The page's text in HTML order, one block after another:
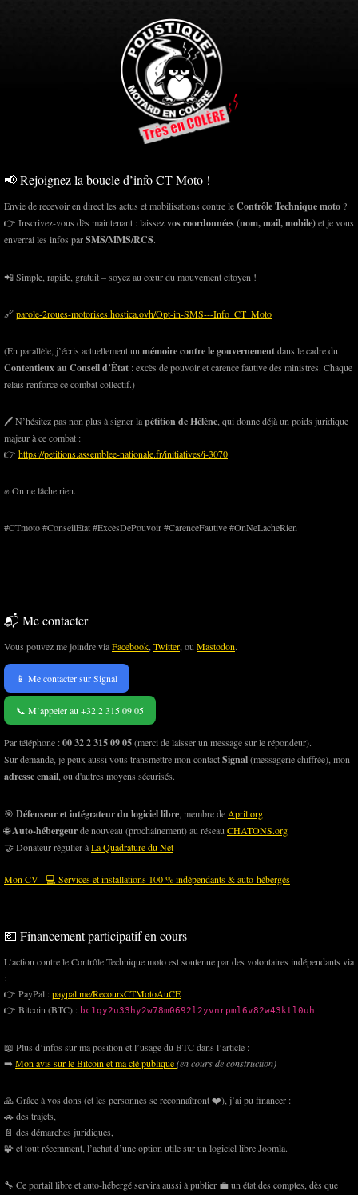
📢 Rejoignez la boucle d’info CT Moto !
Envie de recevoir en direct les actus et mobilisations contre leContrôle Technique moto ?
👉 Inscrivez-vous dès maintenant : laissezvos coordonnées (nom, mail, mobile)et je vous
enverrai les infos parSMS/MMS/RCS.
📲 Simple, rapide, gratuit – soyez au cœur du mouvement citoyen !
🔗parole-2roues-motorises.hostica.ovh/Opt-in-SMS---Info_CT_Moto
(En parallèle, j’écris actuellement un mémoire contre le gouvernementdans le cadre du
Contentieux au Conseil d’État : excès de pouvoir et carence fautive des ministres. Chaque
relais renforce ce combat collectif.)
🖊️ N’hésitez pas non plus à signer lapétition de Hélène , qui donne déjà un poids juridique
majeur à ce combat :
👉 https://petitions.assemblee-nationale.fr/initiatives/i-3070
✊ On ne lâche rien.
#CTmoto #ConseilEtat #ExcèsDePouvoir #CarenceFautive #OnNeLacheRien
📬 Me contacter
Vous pouvez me joindre viaFacebook Twitter , ou Mastodon.
📱 Me contacter sur Signal
📞 M’appeler au +32 2 315 09 05
Par téléphone :00 32 2 315 09 05(merci de laisser un message sur le répondeur).
Sur demande, je peux aussi vous transmettre mon contactSignal(messagerie chiffrée), mon
adresse email , ou d'autres moyens sécurisés.
🎯 Défenseur et intégrateur du logiciel libre , membre de April.org
🌐Auto-hébergeurde nouveau (prochainement) au réseau CHATONS.org
🤝 Donateur régulier àLa Quadrature du Net
Mon CV - 💻 Services et installations 100 % indépendants & auto-hébergés
💶 Financement participatif en cours
L’action contre le Contrôle Technique moto est soutenue par des volontaires indépendants via
:
👉 PayPal :paypal.me/RecoursCTMotoAuCE
👉 Bitcoin (BTC) : bc1qy2u33hy2w78m0692l2yvnrpml6v82w43ktl0uh
📖 Plus d’infos sur ma position et l’usage du BTC dans l’article :
➡️ Mon avis sur le Bitcoin et ma clé publique(en cours de construction)
🙏 Grâce à vos dons (et les personnes se reconnaîtront ❤️), j’ai pu financer :
🚗 des trajets,
📄 des démarches juridiques,
🧩 et tout récemment, l’achat d’une option utile sur un logiciel libre Joomla.
🔧 Ce portail libre et auto-hébergé servira aussi à publier 💼 un état des comptes, dès que